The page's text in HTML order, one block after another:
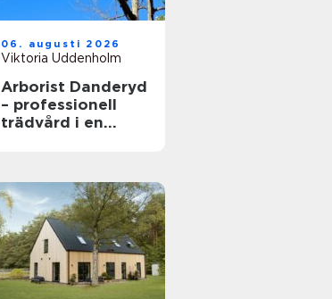
06. augusti 2026
Viktoria Uddenholm
Arborist Danderyd
– professionell
trädvård i en